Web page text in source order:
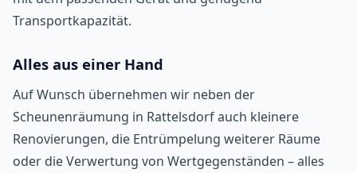
Transportkapazität.
Alles aus einer Hand
Auf Wunsch übernehmen wir neben der
Scheunenräumung in Rattelsdorf auch kleinere
Renovierungen, die Entrümpelung weiterer Räume
oder die Verwertung von Wertgegenständen – alles